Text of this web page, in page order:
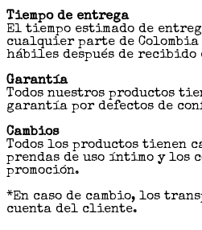
Tiempo de entrega
El tiempo estimado de
cualquier parte de Colombia
hábiles después de recibido
Garantía
Todos nuestros productos
garantía por defectos de
Cambios
Todos los productos tienen
prendas de uso íntimo y los
promoción.
*En caso de cambio, los
cuenta del cliente.